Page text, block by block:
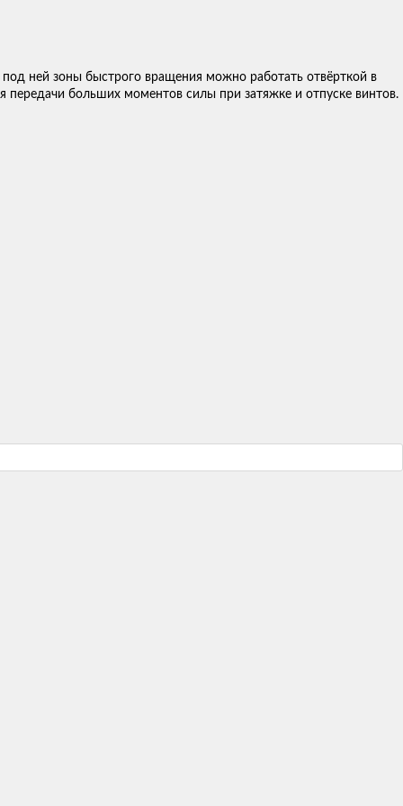
ней зоны быстрого вращения можно работать отвёрткой в
больших моментов силы при затяжке и отпуске винтов.